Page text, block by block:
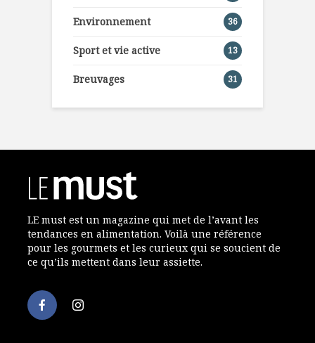
Environnement 36
Sport et vie active 13
Breuvages 31
LE must est un magazine qui met de l’avant les
tendances en alimentation. Voilà une référence
pour les gourmets et les curieux qui se soucient de
ce qu’ils mettent dans leur assiette.